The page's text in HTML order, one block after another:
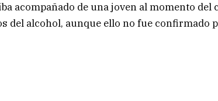
acompañado de una joven al momento del
del alcohol, aunque ello no fue confirmado